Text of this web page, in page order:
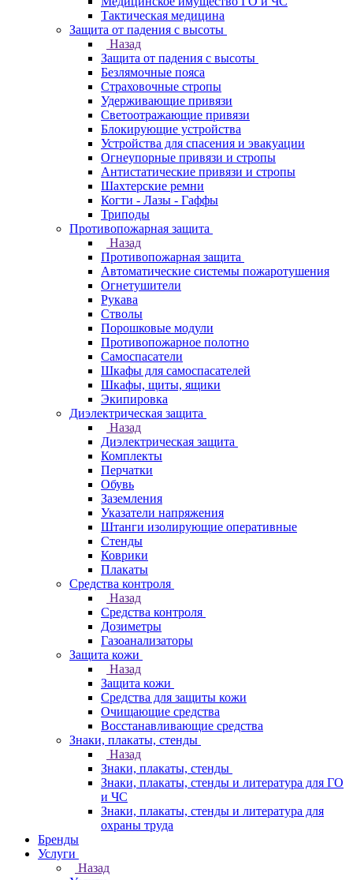
Тактическая медицина
Защита от падения с высоты
Назад
Защита от падения с высоты
Безлямочные пояса
Страховочные стропы
Удерживающие привязи
Светоотражающие привязи
Блокирующие устройства
Устройства для спасения и эвакуации
Огнеупорные привязи и стропы
Антистатические привязи и стропы
Шахтерские ремни
Когти - Лазы - Гаффы
Триподы
Противопожарная защита
Назад
Противопожарная защита
Автоматические системы пожаротушения
Огнетушители
Рукава
Стволы
Порошковые модули
Противопожарное полотно
Самоспасатели
Шкафы для самоспасателей
Шкафы, щиты, ящики
Экипировка
Диэлектрическая защита
Назад
Диэлектрическая защита
Комплекты
Перчатки
Обувь
Заземления
Указатели напряжения
Штанги изолирующие оперативные
Стенды
Коврики
Плакаты
Средства контроля
Назад
Средства контроля
Дозиметры
Газоанализаторы
Защита кожи
Назад
Защита кожи
Средства для защиты кожи
Очищающие средства
Восстанавливающие средства
Знаки, плакаты, стенды
Назад
Знаки, плакаты, стенды
Знаки, плакаты, стенды и литература для ГО
и ЧС
Знаки, плакаты, стенды и литература для
охраны труда
Бренды
Услуги
Назад